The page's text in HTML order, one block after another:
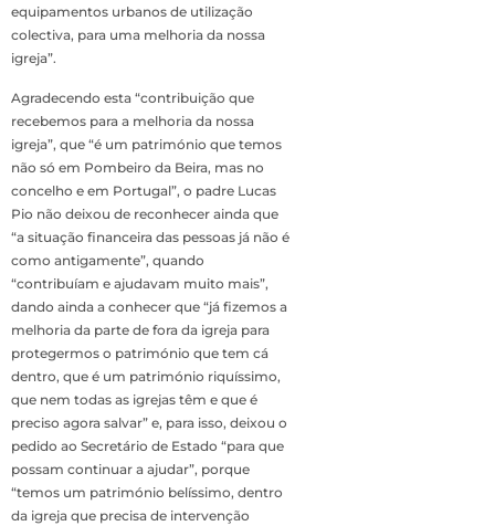
equipamentos urbanos de utilização
colectiva, para uma melhoria da nossa
igreja”.
Agradecendo esta “contribuição que
recebemos para a melhoria da nossa
igreja”, que “é um património que temos
não só em Pombeiro da Beira, mas no
concelho e em Portugal”, o padre Lucas
Pio não deixou de reconhecer ainda que
“a situação financeira das pessoas já não é
como antigamente”, quando
“contribuíam e ajudavam muito mais”,
dando ainda a conhecer que “já fizemos a
melhoria da parte de fora da igreja para
protegermos o património que tem cá
dentro, que é um património riquíssimo,
que nem todas as igrejas têm e que é
preciso agora salvar” e, para isso, deixou o
pedido ao Secretário de Estado “para que
possam continuar a ajudar”, porque
“temos um património belíssimo, dentro
da igreja que precisa de intervenção